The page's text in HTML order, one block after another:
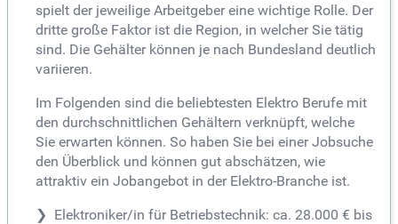
spielt der jeweilige Arbeitgeber eine wichtige Rolle. Der
dritte große Faktor ist die Region, in welcher Sie tätig
sind. Die Gehälter können je nach Bundesland deutlich
variieren.
Im Folgenden sind die beliebtesten Elektro Berufe mit
den durchschnittlichen Gehältern verknüpft, welche
Sie erwarten können. So haben Sie bei einer Jobsuche
den Überblick und können gut abschätzen, wie
attraktiv ein Jobangebot in der Elektro-Branche ist.
Elektroniker/in für Betriebstechnik: ca. 28.000 € bis